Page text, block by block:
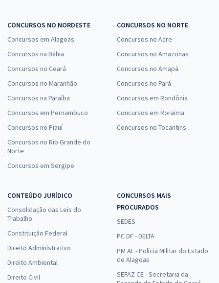
CONCURSOS NO NORDESTE
Concursos em Alagoas
Concursos na Bahia
Concursos no Ceará
Concursos no Maranhão
Concursos na Paraíba
Concursos em Pernambuco
Concursos no Piauí
Concursos no Rio Grande do
Norte
Concursos em Sergipe
CONCURSOS NO NORTE
Concursos no Acre
Concursos no Amazonas
Concursos no Amapá
Concursos no Pará
Concursos em Rondônia
Concursos em Roraima
Concursos no Tocantins
CONTEÚDO JURÍDICO
Consolidação das Leis do
Trabalho
Constituição Federal
Direito Administrativo
Direito Ambiental
Direito Civil
CONCURSOS MAIS
PROCURADOS
SEDES
PC DF - DELTA
PM AL - Polícia Militar do Estado
de Alagoas
SEFAZ CE - Secretaria da